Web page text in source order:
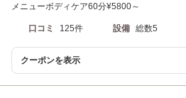
メニューボディケア60分¥5800～
口コミ 125件 設備 総数5
クーポンを表示